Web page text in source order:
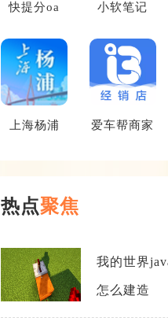
快提分oa 小软笔记
上海杨浦 爱车帮商家
热点聚焦
我的世界
怎么建造